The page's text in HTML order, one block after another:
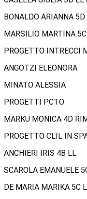
BONALDO ARIANNA
MARSILIO MARTINA
PROGETTO INTRECCI
ANGOTZI ELEONORA
MINATO ALESSIA
PROGETTI PCTO
MARKU MONICA 4D
PROGETTO CLIL IN
ANCHIERI IRIS 4B LL
SCAROLA EMANUELE
DE MARIA MARIKA 5C